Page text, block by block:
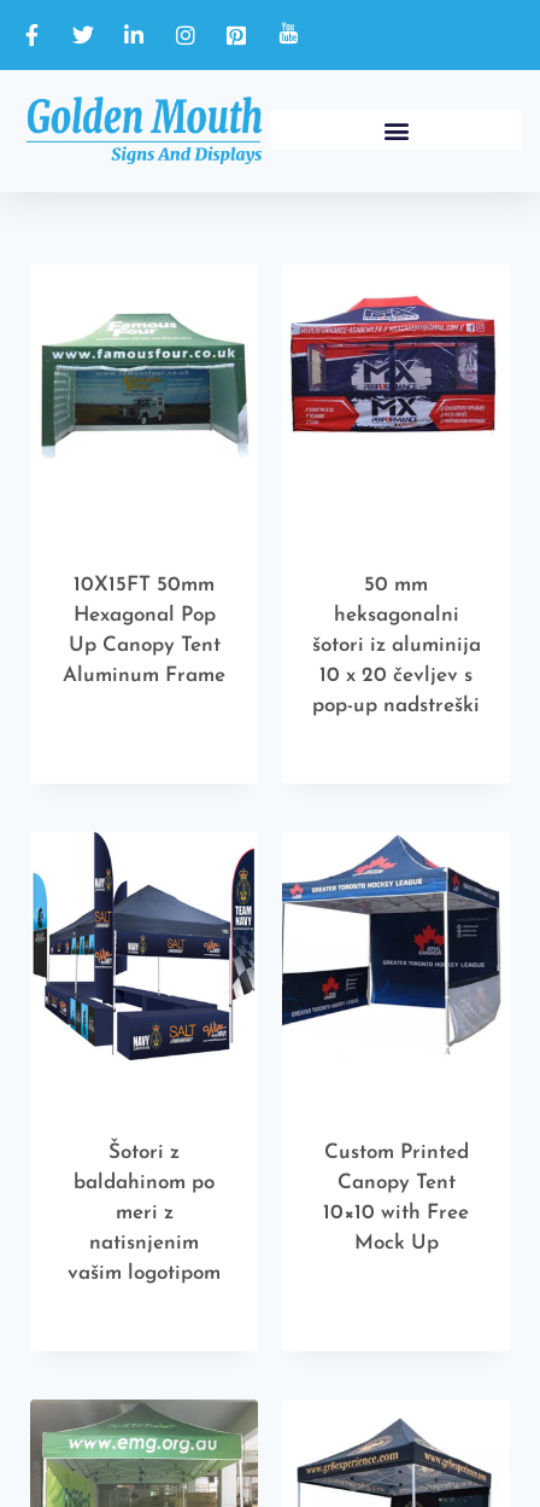
10X15FT 50mm
Hexagonal Pop
Up Canopy Tent
Aluminum Frame
50 mm
heksagonalni
šotori iz aluminija
10 x 20 čevljev s
pop-up nadstreški
Šotori z
baldahinom po
meri z
natisnjenim
vašim logotipom
Custom Printed
Canopy Tent
10×10 with Free
Mock Up